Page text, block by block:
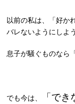
以前の私は、「好
バレないようにしよ
息子が騒ぐものなら
でも今は、
「で